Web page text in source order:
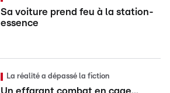
Sa voiture prend feu à la station-
essence
La réalité a dépassé la fiction
Un effarant combat en cage...